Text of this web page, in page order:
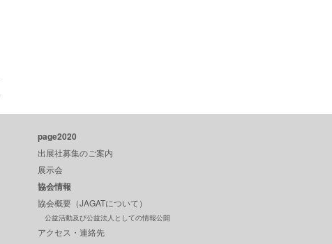
page2020
出展社募集のご案内
展示会
協会情報
協会概要（JAGATについて）
公益活動及び公益法人としての情報公開
アクセス・連絡先